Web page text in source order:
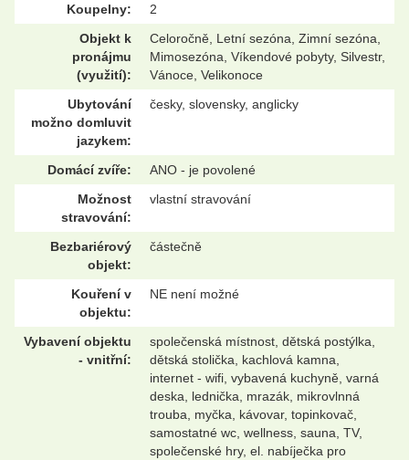
Koupelny:
2
Objekt k
pronájmu
(využití):
Celoročně, Letní sezóna, Zimní sezóna,
Mimosezóna, Víkendové pobyty, Silvestr,
Vánoce, Velikonoce
Ubytování
možno domluvit
jazykem:
česky, slovensky, anglicky
Domácí zvíře:
ANO - je povolené
Možnost
stravování:
vlastní stravování
Bezbariérový
objekt:
částečně
Kouření v
objektu:
NE není možné
Vybavení objektu
- vnitřní:
společenská místnost, dětská postýlka,
dětská stolička, kachlová kamna,
internet - wifi, vybavená kuchyně, varná
deska, lednička, mrazák, mikrovlnná
trouba, myčka, kávovar, topinkovač,
samostatné wc, wellness, sauna, TV,
společenské hry, el. nabíječka pro